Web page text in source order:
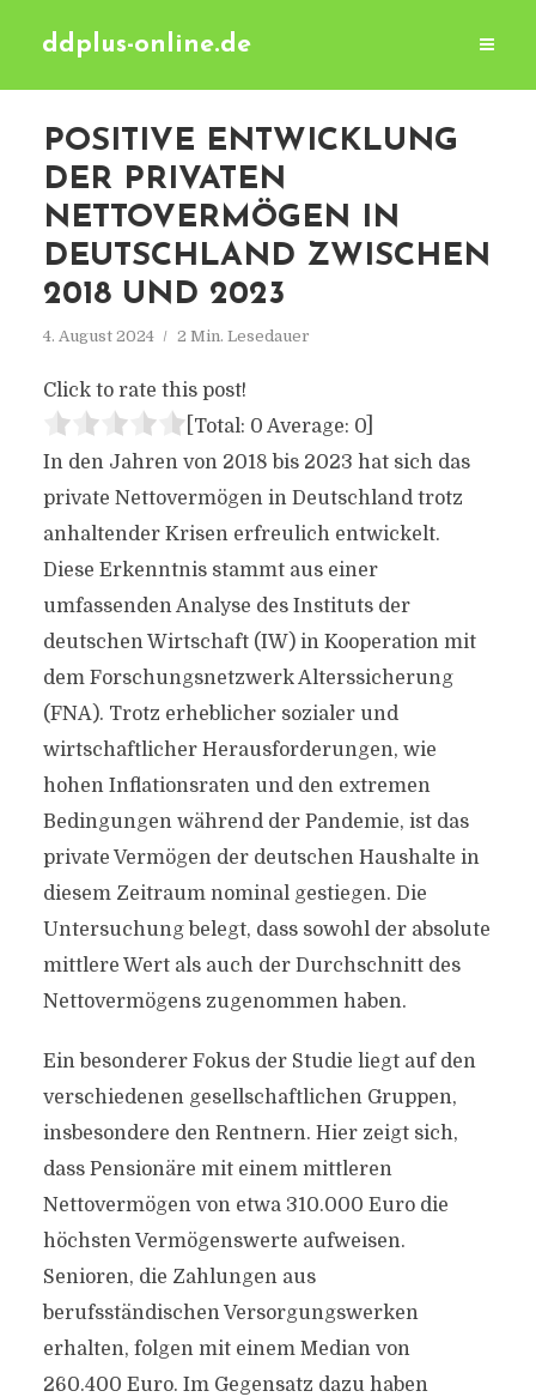
ddplus-online.de
POSITIVE ENTWICKLUNG
DER PRIVATEN
NETTOVERMÖGEN IN
DEUTSCHLAND ZWISCHEN
2018 UND 2023
4. August 2024 2 Min. Lesedauer
Click to rate this post!
[Total: 0 Average: 0]
In den Jahren von 2018 bis 2023 hat sich das
private Nettovermögen in Deutschland trotz
anhaltender Krisen erfreulich entwickelt.
Diese Erkenntnis stammt aus einer
umfassenden Analyse des Instituts der
deutschen Wirtschaft (IW) in Kooperation mit
dem Forschungsnetzwerk Alterssicherung
(FNA). Trotz erheblicher sozialer und
wirtschaftlicher Herausforderungen, wie
hohen Inflationsraten und den extremen
Bedingungen während der Pandemie, ist das
private Vermögen der deutschen Haushalte in
diesem Zeitraum nominal gestiegen. Die
Untersuchung belegt, dass sowohl der absolute
mittlere Wert als auch der Durchschnitt des
Nettovermögens zugenommen haben.
Ein besonderer Fokus der Studie liegt auf den
verschiedenen gesellschaftlichen Gruppen,
insbesondere den Rentnern. Hier zeigt sich,
dass Pensionäre mit einem mittleren
Nettovermögen von etwa 310.000 Euro die
höchsten Vermögenswerte aufweisen.
Senioren, die Zahlungen aus
berufsständischen Versorgungswerken
erhalten, folgen mit einem Median von
260.400 Euro. Im Gegensatz dazu haben